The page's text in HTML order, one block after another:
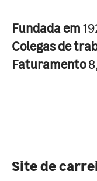
Fundada em
Colegas de
Faturamento
Site de